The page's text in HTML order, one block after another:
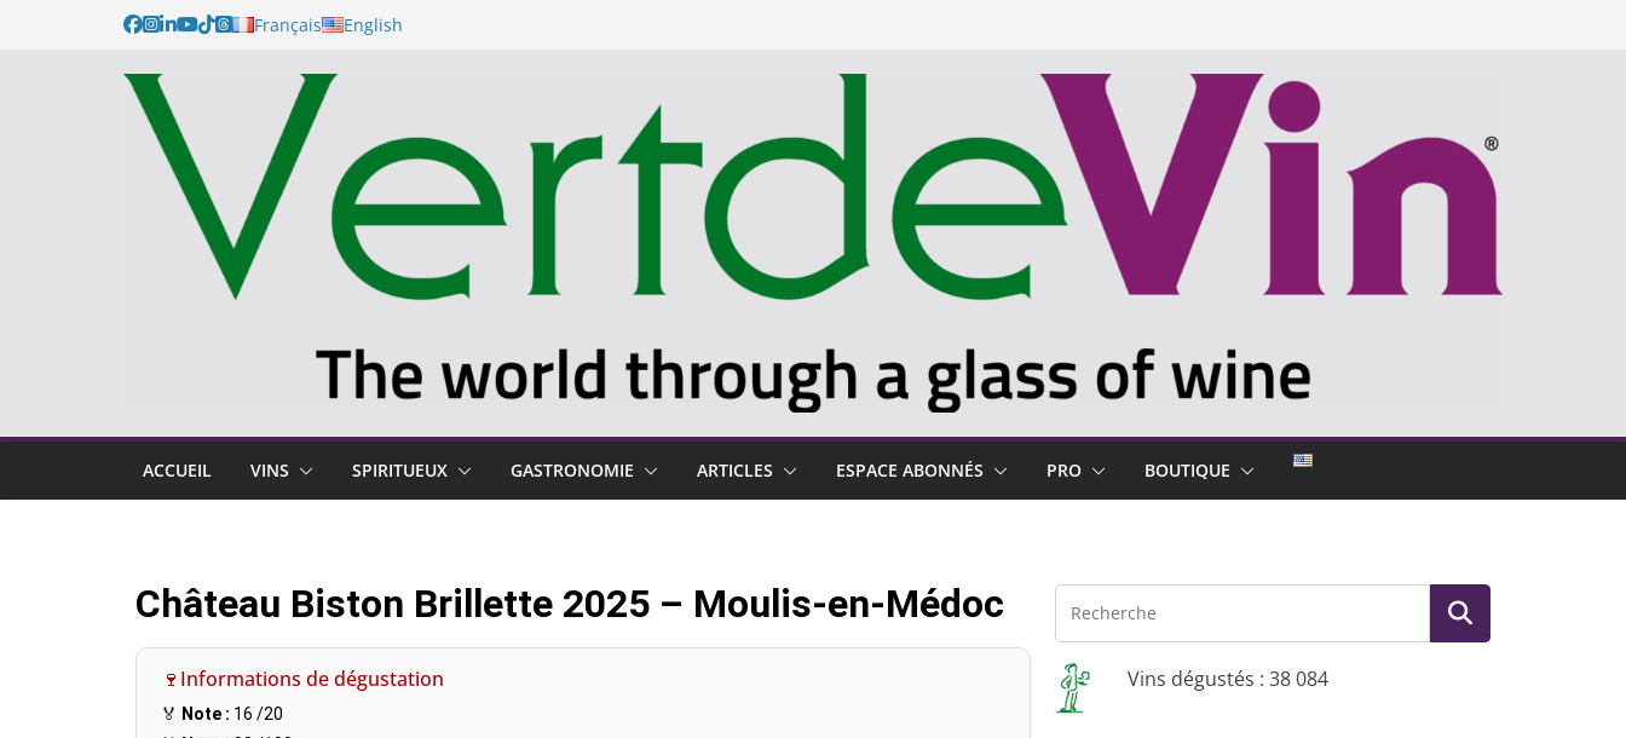
Français English
ACCUEIL VINS SPIRITUEUX GASTRONOMIE ARTICLES ESPACE ABONNÉS PRO BOUTIQUE
Château Biston Brillette 2025 – Moulis-en-Médoc
🍷Informations de dégustation
🏅 Note : 16 /20
Vins dégustés : 38 084